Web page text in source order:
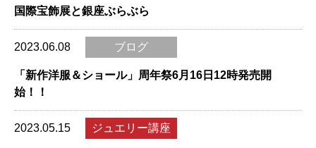
国際宝飾展と銀座ぶらぶら
2023.06.08 ブログ
「新作洋服＆ショール」周年祭6月16日12時発売開
始！！
2023.05.15 ジュエリー講座